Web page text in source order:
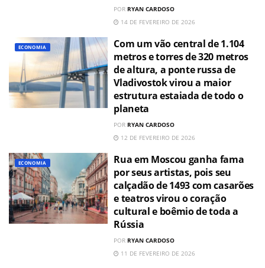
POR RYAN CARDOSO
14 DE FEVEREIRO DE 2026
ECONOMIA
Com um vão central de 1.104
metros e torres de 320 metros
de altura, a ponte russa de
Vladivostok virou a maior
estrutura estaiada de todo o
planeta
POR RYAN CARDOSO
12 DE FEVEREIRO DE 2026
ECONOMIA
Rua em Moscou ganha fama
por seus artistas, pois seu
calçadão de 1493 com casarões
e teatros virou o coração
cultural e boêmio de toda a
Rússia
POR RYAN CARDOSO
11 DE FEVEREIRO DE 2026